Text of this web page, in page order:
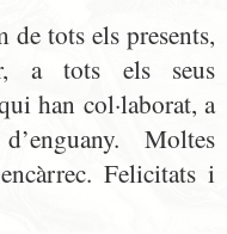
de tots els presents,
a tots els seus
han col·laborat, a
d’enguany. Moltes
Felicitats i